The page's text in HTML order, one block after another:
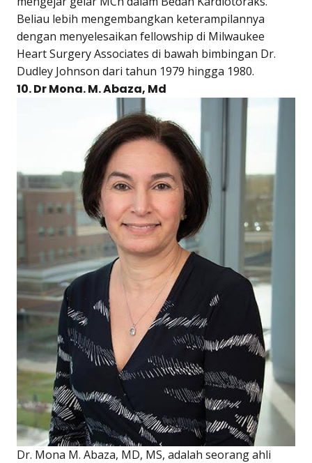
Beliau lebih mengembangkan keterampilannya
dengan menyelesaikan fellowship di Milwaukee
Heart Surgery Associates di bawah bimbingan Dr.
Dudley Johnson dari tahun 1979 hingga 1980.
10. Dr Mona. M. Abaza, Md
Dr. Mona M. Abaza, MD, MS, adalah seorang ahli